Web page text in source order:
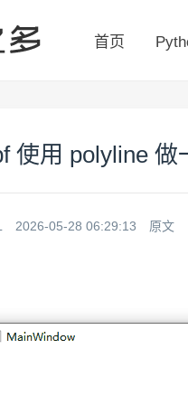
首页
使用 polyline
2026-05-28 06:29:13 原文